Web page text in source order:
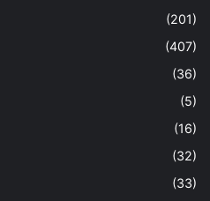
(201)
(407)
(36)
(5)
(16)
(32)
(33)